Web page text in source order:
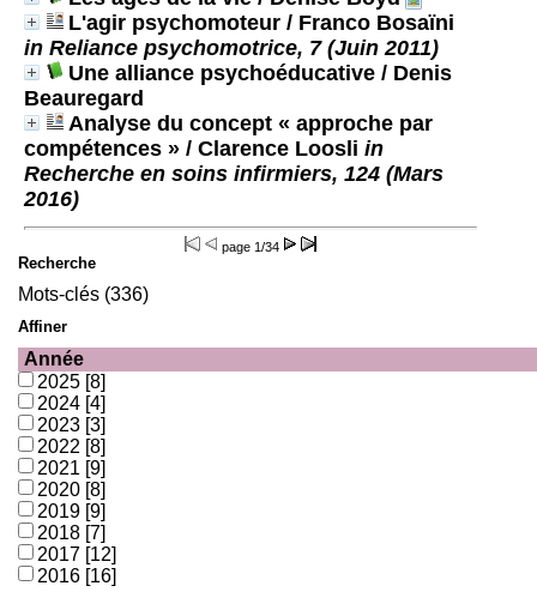
L'agir psychomoteur / Franco Bosaïni
in Reliance psychomotrice, 7 (Juin 2011)
Une alliance psychoéducative / Denis
Beauregard
Analyse du concept « approche par
compétences » / Clarence Loosli in
Recherche en soins infirmiers, 124 (Mars
2016)
page 1/34
Recherche
Mots-clés (336)
Affiner
Année
2025 [8]
2024 [4]
2023 [3]
2022 [8]
2021 [9]
2020 [8]
2019 [9]
2018 [7]
2017 [12]
2016 [16]